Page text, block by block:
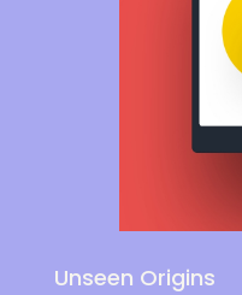
Unseen Origins